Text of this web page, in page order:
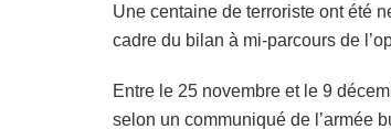
Une centaine de terroriste ont été
cadre du bilan à mi-parcours de
Entre le 25 novembre et le 9
selon un communiqué de l’armée